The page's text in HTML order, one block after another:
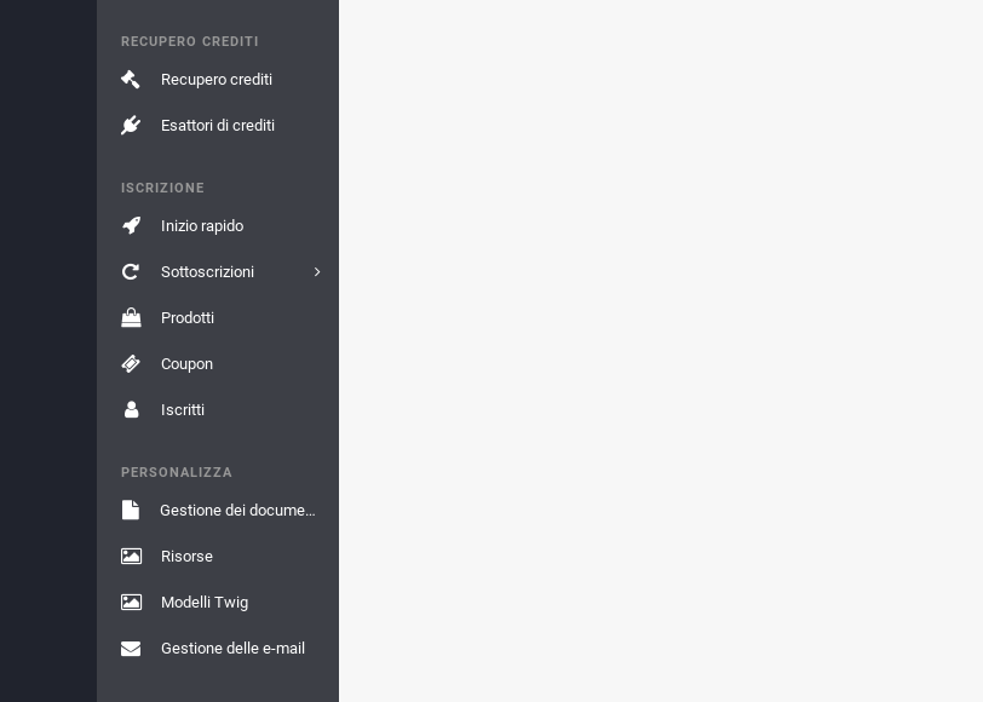
RECUPERO CREDITI
Recupero crediti
Esattori di crediti
ISCRIZIONE
Inizio rapido
Sottoscrizioni
Prodotti
Coupon
Iscritti
PERSONALIZZA
Gestione dei documenti
Risorse
Modelli Twig
Gestione delle e-mail